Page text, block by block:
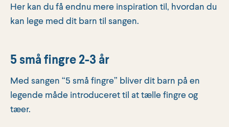
Her kan du få endnu mere inspiration til, hvordan du
kan lege med dit barn til sangen.
5 små fingre 2-3 år
Med sangen “5 små fingre” bliver dit barn på en
legende måde introduceret til at tælle fingre og
tæer.